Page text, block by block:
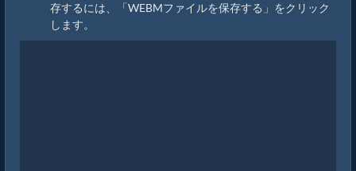
存するには、「WEBMファイルを保存する」をクリック
します。